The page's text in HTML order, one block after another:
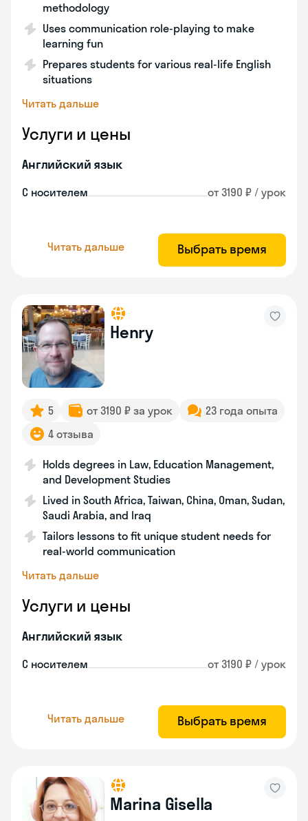
methodology
Uses communication role-playing to make
learning fun
Prepares students for various real-life English
situations
Читать дальше
Услуги и цены
Английский язык
С носителем от 3190 ₽ / урок
Читать дальше Выбрать время
Henry
5 от 3190 ₽ за урок
23 года опыта
4 отзыва
Holds degrees in Law, Education Management,
and Development Studies
Lived in South Africa, Taiwan, China, Oman, Sudan,
Saudi Arabia, and Iraq
Tailors lessons to fit unique student needs for
real-world communication
Читать дальше
Услуги и цены
Английский язык
С носителем от 3190 ₽ / урок
Читать дальше Выбрать время
Marina Gisella